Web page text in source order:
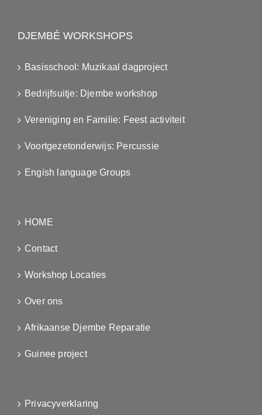
DJEMBÉ WORKSHOPS
Basisschool: Muzikaal dagproject
Bedrijfsuitje: Djembe workshop
Vereniging en Familie: Feest activiteit
Voortgezetonderwijs: Percussie
Engish language Groups
HOME
Contact
Workshop Locaties
Over ons
Afrikaanse Djembe Reparatie
Guinee project
Privacyverklaring